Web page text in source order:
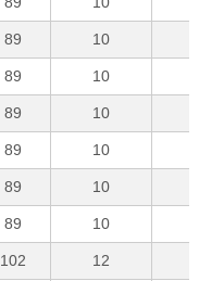
89 10
89 10
89 10
89 10
89 10
89 10
102 12